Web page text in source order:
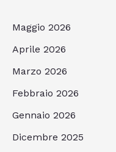
Maggio 2026
Aprile 2026
Marzo 2026
Febbraio 2026
Gennaio 2026
Dicembre 2025